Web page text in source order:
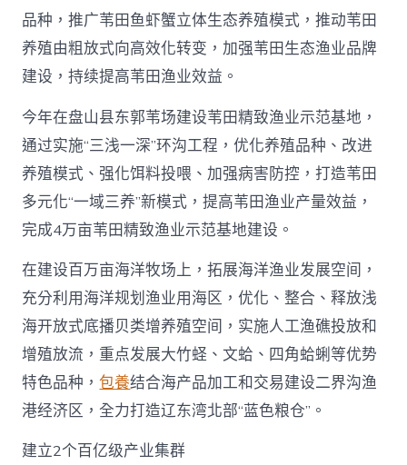
品种，推广苇田鱼虾蟹立体生态养殖模式，推动苇田
养殖由粗放式向高效化转变，加强苇田生态渔业品牌
建设，持续提高苇田渔业效益。
今年在盘山县东郭苇场建设苇田精致渔业示范基地，
通过实施“三浅一深”环沟工程，优化养殖品种、改进
养殖模式、强化饵料投喂、加强病害防控，打造苇田
多元化“一域三养”新模式，提高苇田渔业产量效益，
完成4万亩苇田精致渔业示范基地建设。
在建设百万亩海洋牧场上，拓展海洋渔业发展空间，
充分利用海洋规划渔业用海区，优化、整合、释放浅
海开放式底播贝类增养殖空间，实施人工渔礁投放和
增殖放流，重点发展大竹蛏、文蛤、四角蛤蜊等优势
特色品种，包養结合海产品加工和交易建设二界沟渔
港经济区，全力打造辽东湾北部“蓝色粮仓”。
建立2个百亿级产业集群